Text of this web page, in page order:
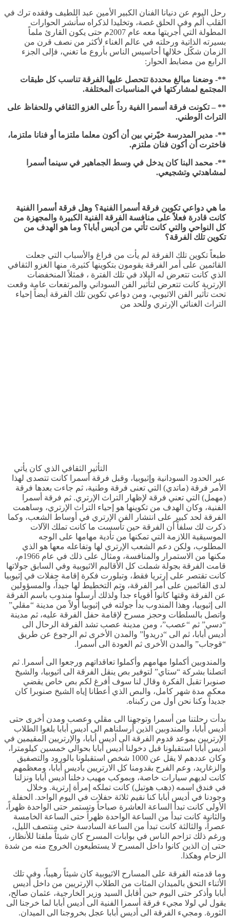
رحل اليوم عن دنيانا الفنان الكبير الأمين عبد اللطيف وفقده ترك في
القلب ألم وفي الحلق غصة، وتخليدا لذكراه سأنشر الحوارات
المطولة التي أجريتها معه عام 2007م حتى يكون القارئ ملماً
بسيرته الذاتية ورحلته في عالم الغناء لأكثر من نصف قرن من
الزمان شكّل خلالها أحاسيس الناس بأروع ما تغني، فإلى الجزء
الرابع من مضابط الحوار:
**- وضعنا مبالغ محددة تتحصل عليها الفرقة تناسب كل طبقات
المجتمع لمشاركتها في المناسبات المختلفة.
** – تكونت فرقة أسمرا الفية رداً على الغزو الثقافي وللحفاظ على
التراث الوطني.
**- مدير المدرسة خيّرني بين أن أكون معلما ملتزما أو فنانا ملتزما،
فاخترت أن أكون فنان ملتزم.
**- محمد البنا كان يدخل في وسط الجماهير في سينما أسمرا
لمشاهدتي وتشجيعي.
ما هي دواعي تكوين فرقة أسمرا الفنية؟ وهل فرقة أسمرا الفنية
كانت قادرة فعلاً على منافسة الفرقة الفنية الكبيرة والمجهزة من
كل النواحي والتي كانت تأتي من أديس أبابا؟ وما هو الهدف من
تكوين تلك الفرقة؟
طبعاً تكوين تلك الفرقة لم يأت من فراغ والأسباب التي جعلت
القائمين على أمر الفرقة يقومون بتكوينها كثيرة، منها الغزو الثقافي
الذي كانت تتعرض له البلاد في تلك الفترة ، فمثلاً المنخفضات
الإرترية كانت تتعرض لتأثير الفن السوداني والمرتفعات عامة وقعت
تحت تأثير الفن الاثيوبي، ومن دواعي تكوين تلك الفرقة أيضاً إحياء
التراث الغنائي الإرتري وللحد من
التأثير الثقافي الذي كان يأتي
عبر الحدود السودانية وإثيوبيا، وقبل فرقة أسمرا كانت تتصدى لهذا
الأمر فرقة (ماتدي) التي تعنى فرقة وطنية، ثم جاءت بعدها فرقة
(مهمل) التي تعني فرقة لإظهار التراث الإرتري. ثم فرقة أسمرا
الفنية، وكان الهدف من تكوينها هو إحياء التراث الإرتري، وساهمت
الفرقة لحد كبير على انتشار الفن الإرتري في أوساط الشعب، وكما
ذكرت لك سلفاً أن الفرقة حين تأسست ما كانت تملك الآلات
الموسيقية اللازمة التي تمكنها من تأدية مهامها على الوجه
المطلوب، ولكن دعم الشعب الإرتري لها وتفاعله معها هو الذي
مكنها من الاستمرار والمنافسة، ومثال على ذلك في عام 1966م،
قامت الفرقة بجولة شملت كل الأقاليم الاثيوبية وفي السابق جولاتها
كانت تقتصر على إرتريا فقط، وتبلورت فكرة إقامة حفلات في إثيوبيا
لدى القائمين على أمر الفرقة، وتم التخطيط لها جيداً، والمسؤولين
عن الفرقة وقتها كانوا أقوياء جداً ولذلك أرسلوا مندوب باسم الفرقة
الى إثيوبيا، وهذا المندوب بدأ جولته في إثيوبيا أولاً من مدينة “مقلي”
واتصل بالسلطات وحجز مسرح لإقامة حفل الفرقة عليه، ثم مدينة
“دسي” ثم “عصب”، ومن مدينة عصب تشد الفرقة الرحال الى
أديس أبابا، ثم الى “دريدوا” والمدن الأخرى ثم الرجوع عن طريق
“قوجاب” والمدن الأخرى ثم العودة الى أسمرا.
والمندوبين أكملوا مهامهم وأكملوا تعاقداتهم ورجعوا الى أسمرا. ثم
اتصلنا بشركة “ستاي” لتوفير بص ينقل الفرقة الى اثيوبيا، والشيخ
صنوبرا تقبل الفكرة وقال لنا سوف أفرغ لكم بص خاص يقضي
معكم مدة شهر كامل، والبص الذي أعطانا إياه الشيخ صنوبرا كان
جديداً وكنا نحن أول من ركبناه.
بدأت رحلتنا من أسمرا وتوجهنا الى مقلي وعصب ومدن أخرى حتى
أديس أبابا، والمندوبين الذين أرسلناهم الى أديس أبابا بلغوا الطلاب
الإرتريين بموعد قدوم الفرقة الى أديس أبابا، والإرتريين المقيمين في
أديس أبابا استقبلونا قبل دخولنا أديس أبابا بحوالي خمسين كيلومترا،
وكان عددهم لا يقل عن 1000 شخص استقبلونا بالورود والتصفيق
والزغاريد، وعم الفرح بقدومنا كل الارتريين بأديس أبابا، ومعظمهم
كانت لديهم سيارات خاصة، وبموكب مهيب دخلنا أديس أبابا ونزلنا
في فندق اسمه (دهب هوتيل) كانت تملكه إمرأة إرترية. وخلال
وجودنا في أديس أبابا كنا نقيم ثلاثة حفلات في اليوم الواحد. الحفلة
الأولى كانت تبدأ الساعة العاشرة صباحاً وتستمر حتى الواحدة ظهراً،
والثانية كانت تبدأ من الساعة الواحدة ظهراً حتى الساعة الخامسة
عصراً، والثالثة كانت تبدأ من الساعة السادسة حتى منتصف الليل،
ورغم ذلك تزاحم الناس في بوابات المسرح كان شيئاً ملفتا للأنظار،
حتى إن الذين كانوا داخل المسرح لا يستطيعون الخروج منه من شدة
الزحام وهكذا.
وما قدمته الفرقة على المسارح الاثيوبية كان شيئاً رهيباً، وفي تلك
الأثناء التحق بالميدان المئات من الطلاب الإرتريين من داخل أديس
أبابا وأذكر حتى اليوم حين أقابل السيد وزير الخارجية، عثمان صالح،
يقول لي لولا مجيء فرقة أسمرا الفنية الى أديس أبابا لما خرجنا الى
الثورة. ومجيء الفرقة الى أديس أبابا عجل بخروجنا الى الميدان.